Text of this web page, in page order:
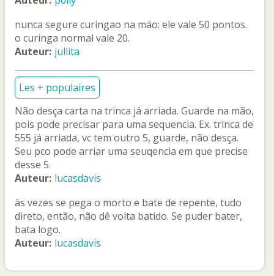
nunca segure curingao na máo: ele vale 50 pontos.
o curinga normal vale 20.
Auteur: jullita
Les + populaires
Não desça carta na trinca já arriada. Guarde na mão,
pois pode precisar para uma sequencia. Ex. trinca de
555 já arriada, vc tem outro 5, guarde, não desça.
Seu pco pode arriar uma seuqencia em que precise
desse 5.
Auteur: lucasdavis
às vezes se pega o morto e bate de repente, tudo
direto, então, não dê volta batido. Se puder bater,
bata logo.
Auteur: lucasdavis